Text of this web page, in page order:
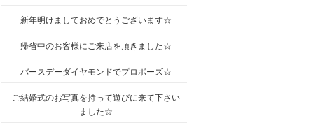
新年明けましておめでとうございます☆
帰省中のお客様にご来店を頂きました☆
バースデーダイヤモンドでプロポーズ☆
ご結婚式のお写真を持って遊びに来て下さい
ました☆